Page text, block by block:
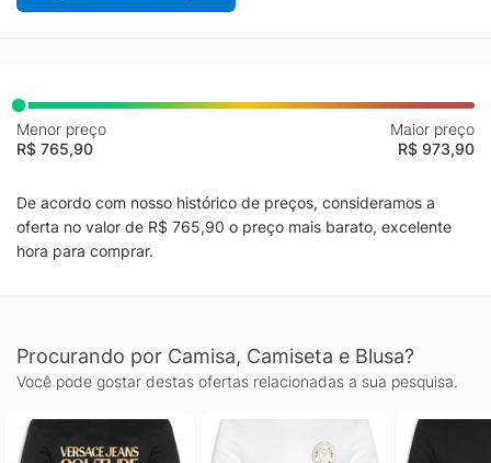
Menor preço
R$ 765,90
Maior preço
R$ 973,90
De acordo com nosso histórico de preços, consideramos a
oferta no valor de R$ 765,90 o preço mais barato, excelente
hora para comprar.
Procurando por Camisa, Camiseta e Blusa?
Você pode gostar destas ofertas relacionadas a sua pesquisa.